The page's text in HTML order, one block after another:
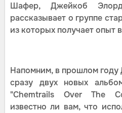
Шафер, Джейкоб
рассказывает о группе
из которых получает опыт
Напомним, в прошлом году
сразу двух новых
"Chemtrails Over The
известно ли вам, что